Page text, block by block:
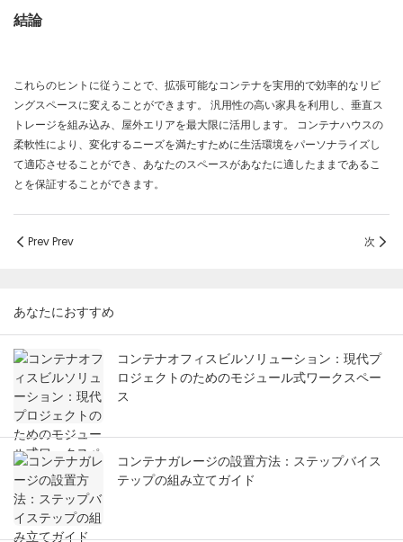
結論
これらのヒントに従うことで、拡張可能なコンテナを実用的で効率的なリビ
ングスペースに変えることができます。 汎用性の高い家具を利用し、垂直ス
トレージを組み込み、屋外エリアを最大限に活用します。 コンテナハウスの
柔軟性により、変化するニーズを満たすために生活環境をパーソナライズし
て適応させることができ、あなたのスペースがあなたに適したままであるこ
とを保証することができます。
Prev Prev 次
あなたにおすすめ
コンテナオフィスビルソリューション：現代プ
ロジェクトのためのモジュール式ワークスペー
ス
コンテナガレージの設置方法：ステップバイス
テップの組み立てガイド